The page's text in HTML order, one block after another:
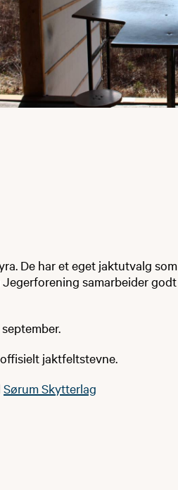
De har et eget jaktutvalg som
samarbeider godt
jaktfeltstevne.
Sørum Skytterlag